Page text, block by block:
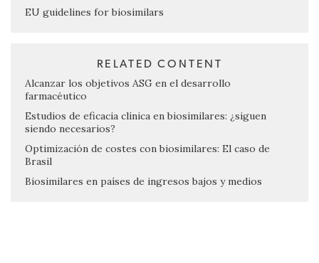
EU guidelines for biosimilars
RELATED CONTENT
Alcanzar los objetivos ASG en el desarrollo
farmacéutico
Estudios de eficacia clínica en biosimilares: ¿siguen
siendo necesarios?
Optimización de costes con biosimilares: El caso de
Brasil
Biosimilares en países de ingresos bajos y medios